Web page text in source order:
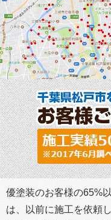
優塗装のお客様の65%
は、以前に施工を依頼